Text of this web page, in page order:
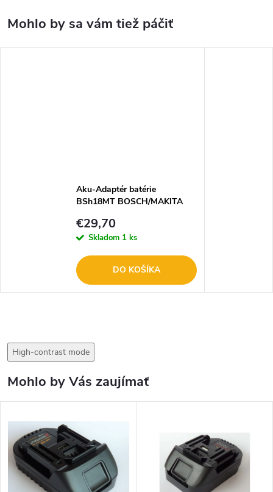
Aku-Adaptér batérie
BSh18MT BOSCH/MAKITA
€29,70
Skladom 1 ks
DO KOŠÍKA
High-contrast mode
Mohlo by Vás zaujímať